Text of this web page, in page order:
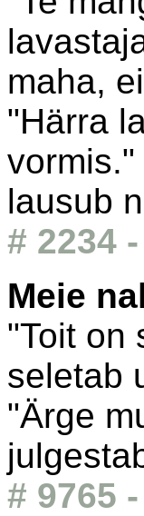
maha,
"Härra
lausub
# 2234
Meie
"Toit on
seletab
"Ärge
# 9765